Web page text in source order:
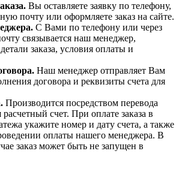
Вы оставляете заявку по телефону,
почту или оформляете заказ на сайте.
С Вами по телефону или через
связывается наш менеджер,
заказа, условия оплаты и
Наш менеджер отправляет Вам
договора и реквизиты счета для
Производится посредством перевода
счет. При оплате заказа в
укажите номер и дату счета, а также
оплаты нашего менеджера. В
заказ может быть не запущен в